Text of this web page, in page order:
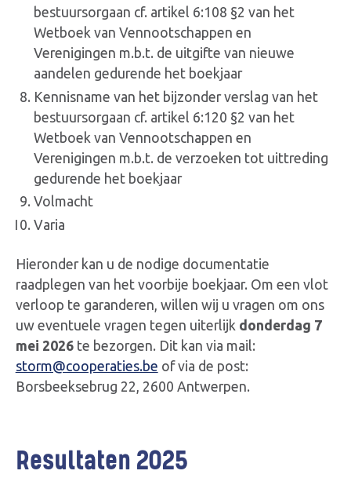
bestuursorgaan cf. artikel 6:108 §2 van het
Wetboek van Vennootschappen en
Verenigingen m.b.t. de uitgifte van nieuwe
aandelen gedurende het boekjaar
Kennisname van het bijzonder verslag van het
bestuursorgaan cf. artikel 6:120 §2 van het
Wetboek van Vennootschappen en
Verenigingen m.b.t. de verzoeken tot uittreding
gedurende het boekjaar
Volmacht
Varia
Hieronder kan u de nodige documentatie
raadplegen van het voorbije boekjaar. Om een vlot
verloop te garanderen, willen wij u vragen om ons
uw eventuele vragen tegen uiterlijk donderdag 7
mei 2026te bezorgen. Dit kan via mail:
storm@cooperaties.be of via de post:
Borsbeeksebrug 22, 2600 Antwerpen.
Resultaten 2025